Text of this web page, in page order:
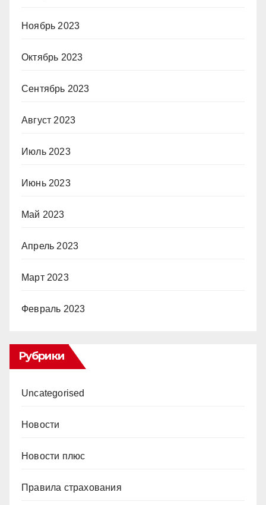
Ноябрь 2023
Октябрь 2023
Сентябрь 2023
Август 2023
Июль 2023
Июнь 2023
Май 2023
Апрель 2023
Март 2023
Февраль 2023
Рубрики
Uncategorised
Новости
Новости плюс
Правила страхования